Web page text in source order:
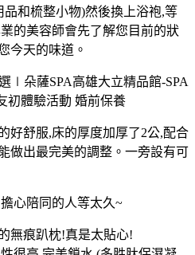
和梳整小物)然後換上浴袍,等
的美容師會先了解您目前的狀
今天的味道。
好舒服,床的厚度加厚了2公,配合
做出最完美的調整。一旁設有可
心陪同的人等太久~
無痕趴枕!真是太貼心!